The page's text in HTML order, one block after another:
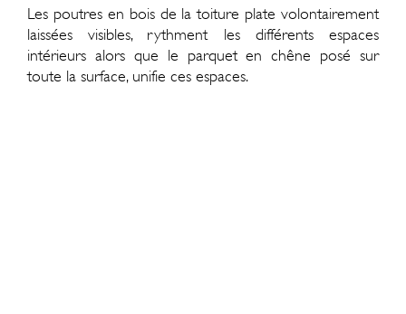
Les poutres en bois de la toiture plate volontairement
laissées visibles, rythment les différents espaces
intérieurs alors que le parquet en chêne posé sur
toute la surface, unifie ces espaces.